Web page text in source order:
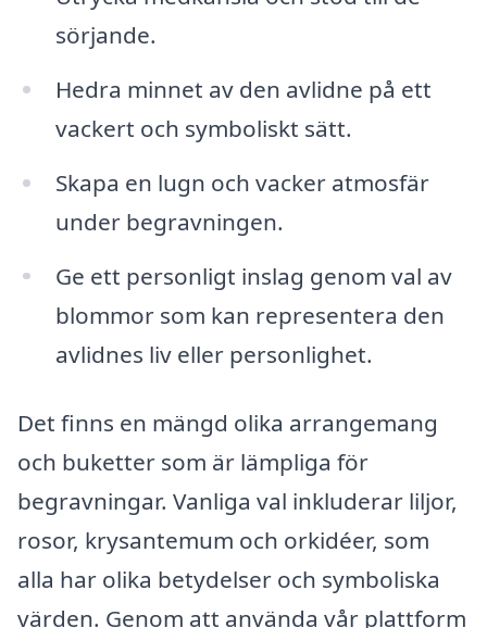
sörjande.
Hedra minnet av den avlidne på ett
vackert och symboliskt sätt.
Skapa en lugn och vacker atmosfär
under begravningen.
Ge ett personligt inslag genom val av
blommor som kan representera den
avlidnes liv eller personlighet.
Det finns en mängd olika arrangemang
och buketter som är lämpliga för
begravningar. Vanliga val inkluderar liljor,
rosor, krysantemum och orkidéer, som
alla har olika betydelser och symboliska
värden. Genom att använda vår plattform